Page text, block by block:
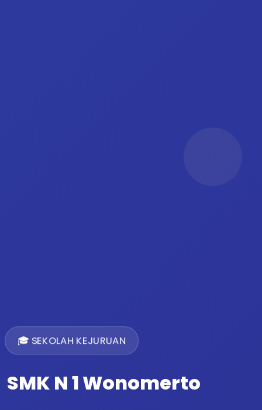
🎓 SEKOLAH KEJURUAN
SMK N 1 Wonomerto